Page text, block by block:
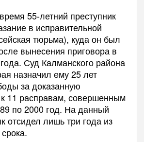
55-летний преступник
в исправительной
тюрьма), куда он был
вынесения приговора в
Суд Калманского района
назначил ему 25 лет
за доказанную
к 11 расправам, совершенным
по 2000 год. На данный
отсидел лишь три года из